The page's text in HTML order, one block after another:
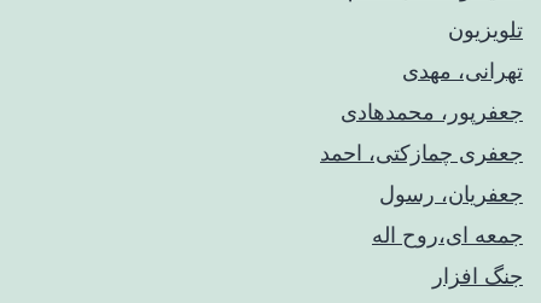
تلویزیون
تهرانی، مهدی
جعفرپور، محمدهادی
جعفری چمازکتی، احمد
جعفریان، رسول
جمعه ای،روح اله
جنگ افزار